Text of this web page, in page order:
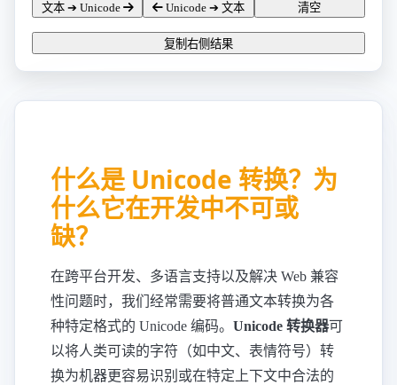
文本 ➔ Unicode Unicode ➔ 文本 清空
复制右侧结果
什么是 Unicode 转换？为
什么它在开发中不可或
缺？
在跨平台开发、多语言支持以及解决 Web 兼容
性问题时，我们经常需要将普通文本转换为各
种特定格式的 Unicode 编码。 Unicode 转换器可
以将人类可读的字符（如中文、表情符号）转
换为机器更容易识别或在特定上下文中合法的